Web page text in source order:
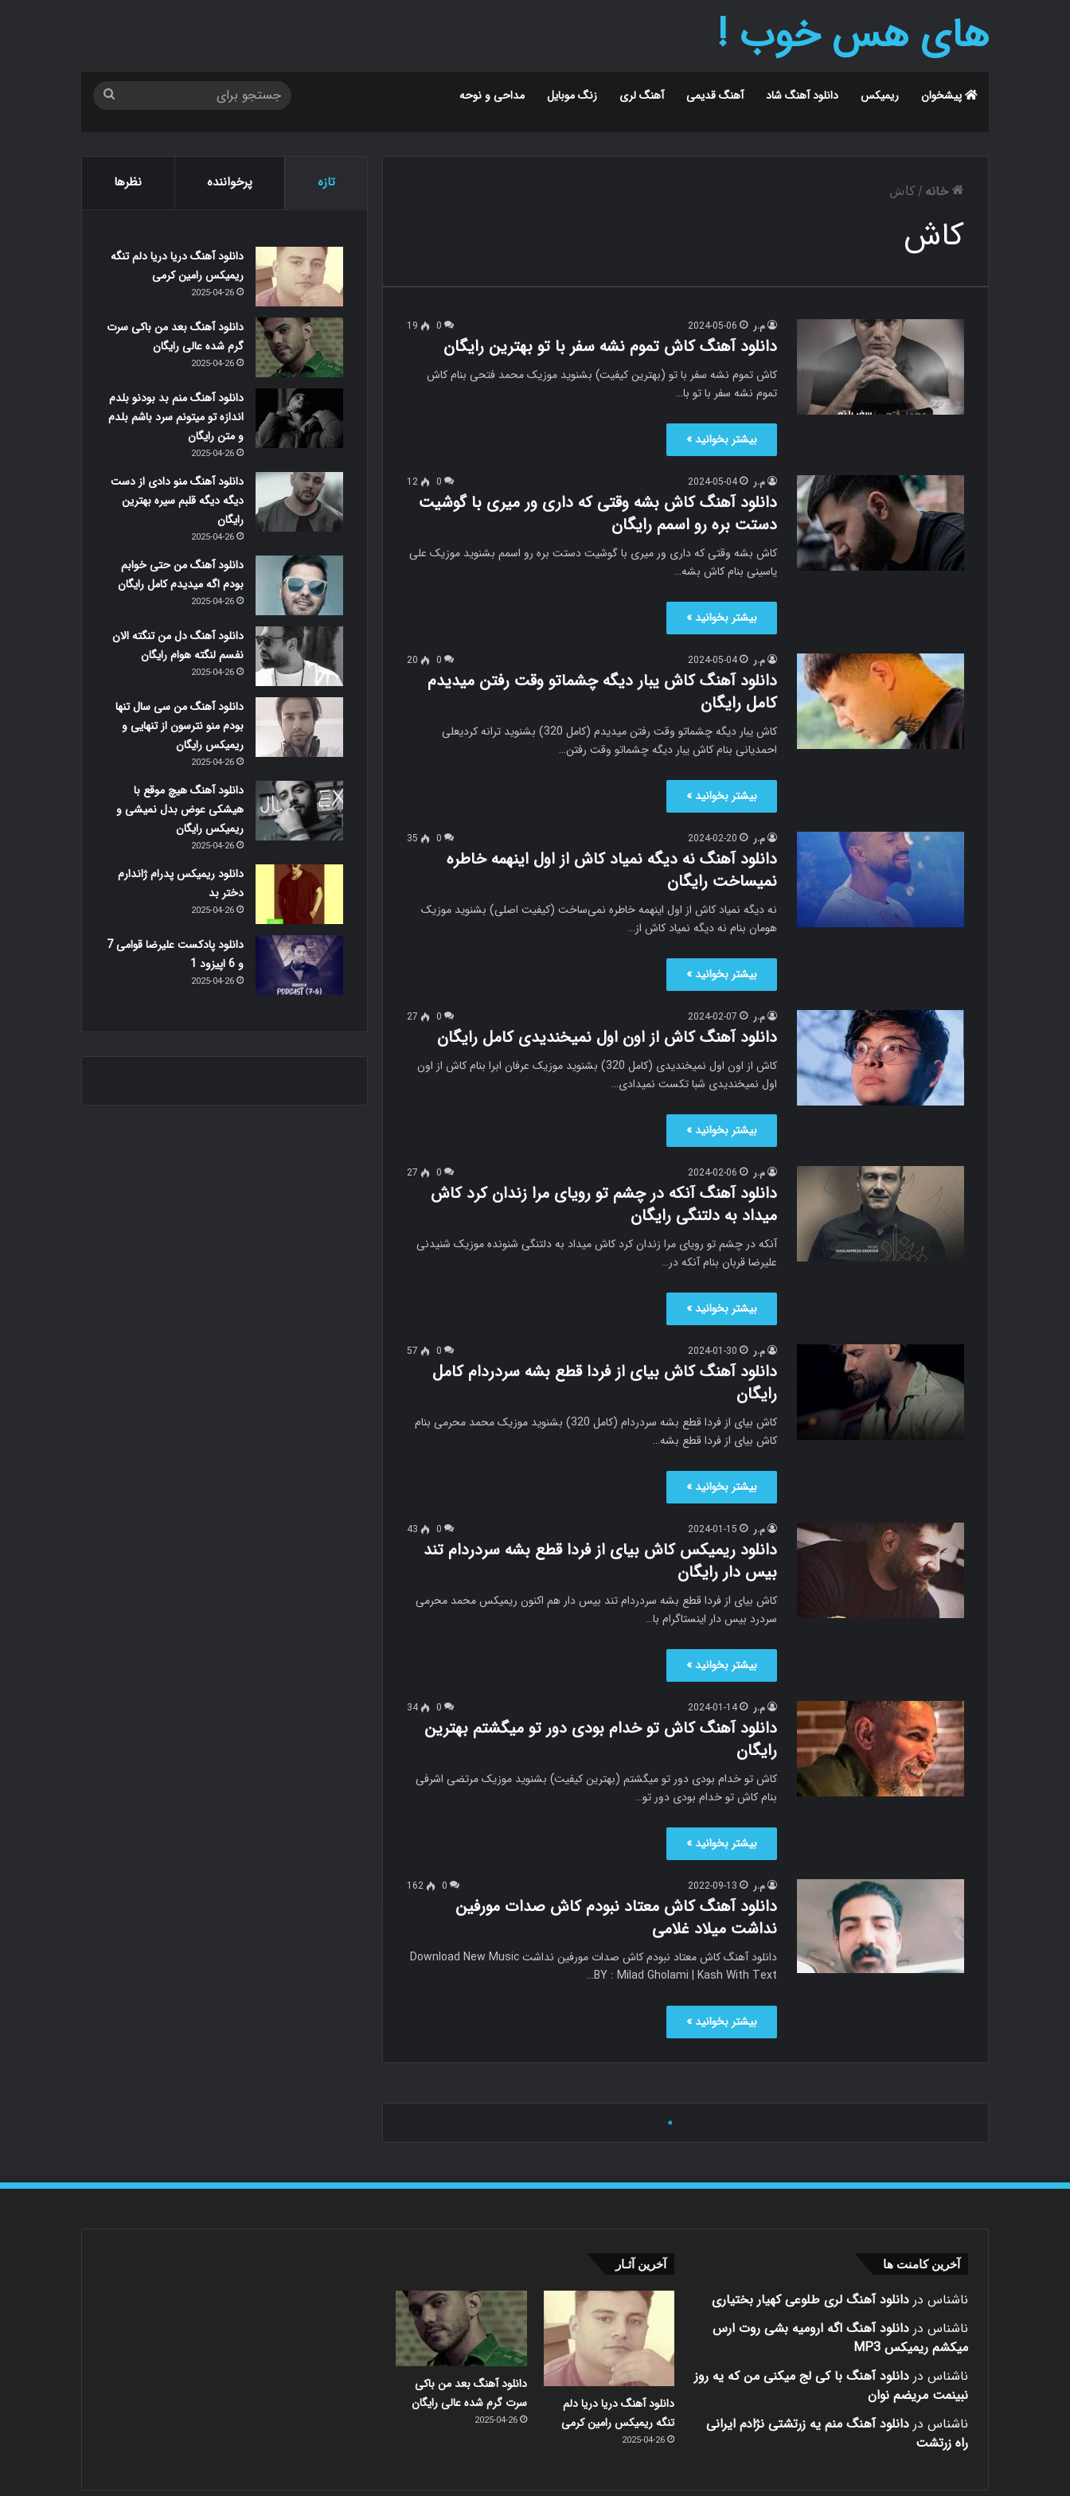
های هس خوب !
پیشخوان ریمیکس دانلود آهنگ شاد آهنگ قدیمی آهنگ لری زنگ موبایل مداحی و نوحه
خانه / کاش
کاش
م.ر 2024-05-06
0
19
دانلود آهنگ کاش تموم نشه سفر با تو بهترین رایگان
کاش تموم نشه سفر با تو (بهترین کیفیت) بشنوید موزیک محمد فتحی بنام کاش
تموم نشه سفر با تو با…
بیشتر بخوانید »
م.ر 2024-05-04
0
12
دانلود آهنگ کاش بشه وقتی که داری ور میری با گوشیت
دستت بره رو اسمم رایگان
کاش بشه وقتی که داری ور میری با گوشیت دستت بره رو اسمم بشنوید موزیک علی
یاسینی بنام کاش بشه…
بیشتر بخوانید »
م.ر 2024-05-04
0
20
دانلود آهنگ کاش یبار دیگه چشماتو وقت رفتن میدیدم
کامل رایگان
کاش یبار دیگه چشماتو وقت رفتن میدیدم (کامل 320) بشنوید ترانه کردیعلی
احمدیانی بنام کاش یبار دیگه چشماتو وقت رفتن…
بیشتر بخوانید »
م.ر 2024-02-20
0
35
دانلود آهنگ نه دیگه نمیاد کاش از اول اینهمه خاطره
نمیساخت رایگان
نه دیگه نمیاد کاش از اول اینهمه خاطره نمی‌ساخت (کیفیت اصلی) بشنوید موزیک
هومان بنام نه دیگه نمیاد کاش از…
بیشتر بخوانید »
م.ر 2024-02-07
0
27
دانلود آهنگ کاش از اون اول نمیخندیدی کامل رایگان
کاش از اون اول نمیخندیدی (کامل 320) بشنوید موزیک عرفان ابرا بنام کاش از اون
اول نمیخندیدی شبا تکست نمیدادی…
بیشتر بخوانید »
م.ر 2024-02-06
0
27
دانلود آهنگ آنکه در چشم تو رویای مرا زندان کرد کاش
میداد به دلتنگی رایگان
آنکه در چشم تو رویای مرا زندان کرد کاش میداد به دلتنگی شنونده موزیک شنیدنی
علیرضا قربان بنام آنکه در…
بیشتر بخوانید »
م.ر 2024-01-30
0
57
دانلود آهنگ کاش بیای از فردا قطع بشه سردردام کامل
رایگان
کاش بیای از فردا قطع بشه سردردام (کامل 320) بشنوید موزیک محمد محرمی بنام
کاش بیای از فردا قطع بشه…
بیشتر بخوانید »
م.ر 2024-01-15
0
43
دانلود ریمیکس کاش بیای از فردا قطع بشه سردردام تند
بیس دار رایگان
کاش بیای از فردا قطع بشه سردردام تند بیس دار هم اکنون ریمیکس محمد محرمی
سردرد بیس دار اینستاگرام با…
بیشتر بخوانید »
م.ر 2024-01-14
0
34
دانلود آهنگ کاش تو خدام بودى دور تو میگشتم بهترین
رایگان
کاش تو خدام بودى دور تو میگشتم (بهترین کیفیت) بشنوید موزیک مرتضی اشرفی
بنام کاش تو خدام بودى دور تو…
بیشتر بخوانید »
م.ر 2022-09-13
0
162
دانلود آهنگ کاش معتاد نبودم کاش صدات مورفین
نداشت میلاد غلامی
دانلود آهنگ کاش معتاد نبودم کاش صدات مورفین نداشت Download New Music
BY : Milad Gholami | Kash With Text…
بیشتر بخوانید »
0
42
دانلود آهنگ ای کاش عرفان سلیمی ای کاش
تازه پرخواننده نظرها
دانلود آهنگ دریا دریا دلم تنگه
ریمیکس رامین کرمی
2025-04-26
دانلود آهنگ بعد من باکی سرت
گرم شده عالی رایگان
2025-04-26
دانلود آهنگ منم بد بودنو بلدم
اندازه تو میتونم سرد باشم بلدم
و متن رایگان
2025-04-26
دانلود آهنگ منو دادی از دست
دیگه دیگه قلبم سیره بهترین
رایگان
2025-04-26
دانلود آهنگ من حتی خوابم
بودم اگه میدیدم کامل رایگان
2025-04-26
دانلود آهنگ دل من تنگته الان
نفسم لنگته هوام رایگان
2025-04-26
دانلود آهنگ من سی سال تنها
بودم منو نترسون از تنهایی و
ریمیکس رایگان
2025-04-26
دانلود آهنگ هیچ موقع با
هیشکی عوض بدل نمیشی و
ریمیکس رایگان
2025-04-26
دانلود ریمیکس پدرام ژاندارم
دختر بد
2025-04-26
دانلود پادکست علیرضا قوامی 7
و 6 اپیزود 1
2025-04-26